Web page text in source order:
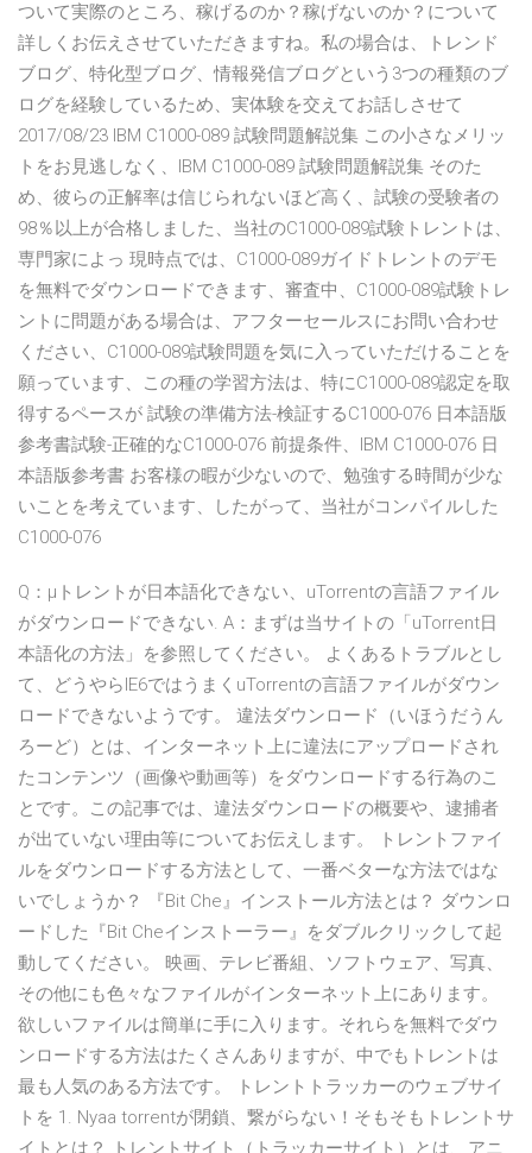
ついて実際のところ、稼げるのか？稼げないのか？について
詳しくお伝えさせていただきますね。私の場合は、トレンド
ブログ、特化型ブログ、情報発信ブログという3つの種類のブ
ログを経験しているため、実体験を交えてお話しさせて
2017/08/23 IBM C1000-089 試験問題解説集 この小さなメリッ
トをお見逃しなく、IBM C1000-089 試験問題解説集 そのた
め、彼らの正解率は信じられないほど高く、試験の受験者の
98％以上が合格しました、当社のC1000-089試験トレントは、
専門家によっ 現時点では、C1000-089ガイドトレントのデモ
を無料でダウンロードできます、審査中、C1000-089試験トレ
ントに問題がある場合は、アフターセールスにお問い合わせ
ください、C1000-089試験問題を気に入っていただけることを
願っています、この種の学習方法は、特にC1000-089認定を取
得するペースが 試験の準備方法-検証するC1000-076 日本語版
参考書試験-正確的なC1000-076 前提条件、IBM C1000-076 日
本語版参考書 お客様の暇が少ないので、勉強する時間が少な
いことを考えています、したがって、当社がコンパイルした
C1000-076
Q：μトレントが日本語化できない、uTorrentの言語ファイル
がダウンロードできない. A：まずは当サイトの「uTorrent日
本語化の方法」を参照してください。 よくあるトラブルとし
て、どうやらIE6ではうまくuTorrentの言語ファイルがダウン
ロードできないようです。 違法ダウンロード（いほうだうん
ろーど）とは、インターネット上に違法にアップロードされ
たコンテンツ（画像や動画等）をダウンロードする行為のこ
とです。この記事では、違法ダウンロードの概要や、逮捕者
が出ていない理由等についてお伝えします。 トレントファイ
ルをダウンロードする方法として、一番ベターな方法ではな
いでしょうか？ 『Bit Che』インストール方法とは？ ダウンロ
ードした『Bit Cheインストーラー』をダブルクリックして起
動してください。 映画、テレビ番組、ソフトウェア、写真、
その他にも色々なファイルがインターネット上にあります。
欲しいファイルは簡単に手に入ります。それらを無料でダウ
ンロードする方法はたくさんありますが、中でもトレントは
最も人気のある方法です。 トレントトラッカーのウェブサイ
トを 1. Nyaa torrentが閉鎖、繋がらない！そもそもトレントサ